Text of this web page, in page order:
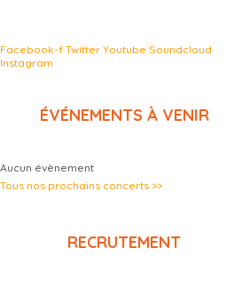
Facebook-f Twitter Youtube Soundcloud
Instagram
ÉVÉNEMENTS À VENIR
Aucun évènement
Tous nos prochains concerts >>
RECRUTEMENT